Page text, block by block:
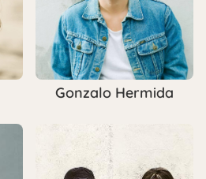
Gonzalo Hermida